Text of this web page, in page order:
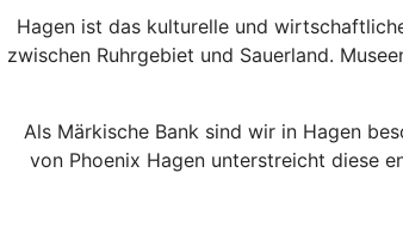
Hagen ist das kulturelle und
zwischen Ruhrgebiet und Sauerland.
Als Märkische Bank sind wir in Hagen
von Phoenix Hagen unterstreicht diese